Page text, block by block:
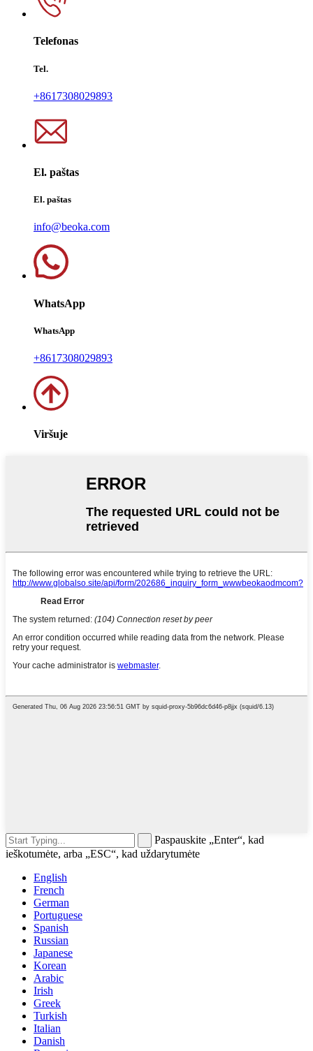
Telefonas
Tel.
+8617308029893
El. paštas
El. paštas
info@beoka.com
WhatsApp
WhatsApp
+8617308029893
Viršuje
Paspauskite „Enter“, kad
ieškotumėte, arba „ESC“, kad uždarytumėte
English
French
German
Portuguese
Spanish
Russian
Japanese
Korean
Arabic
Irish
Greek
Turkish
Italian
Danish